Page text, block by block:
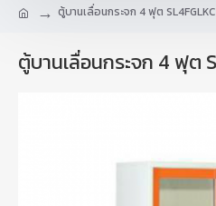
ตู้บานเลื่อนกระจก 4 ฟุต SL4FGLKC
ตู้บานเลื่อนกระจก 4 ฟุต